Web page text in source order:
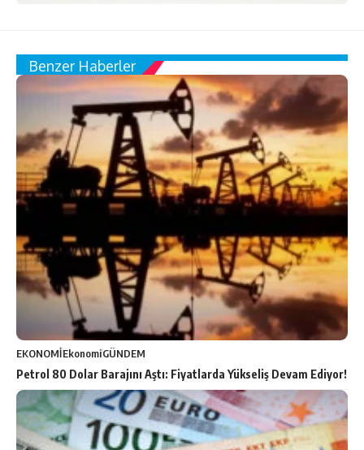
Benzer Haberler
EKONOMİEkonomiGÜNDEM
Petrol 80 Dolar Barajını Aştı: Fiyatlarda Yükseliş Devam Ediyor!